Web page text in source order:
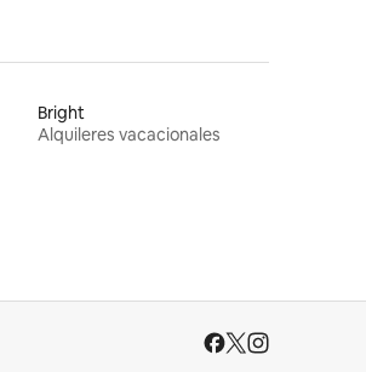
Bright
Alquileres vacacionales